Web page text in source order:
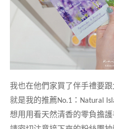
我也在他們家買了伴手禮要
就是我的推薦No.1 ： Natural
想用用看天然清香的零負擔護